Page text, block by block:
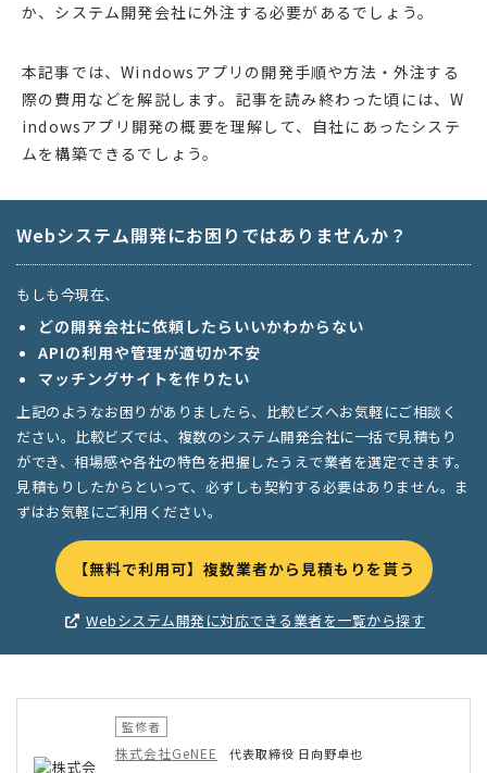
か、システム開発会社に外注する必要があるでしょう。
本記事では、Windowsアプリの開発手順や方法・外注する
際の費用などを解説します。記事を読み終わった頃には、W
indowsアプリ開発の概要を理解して、自社にあったシステ
ムを構築できるでしょう。
Webシステム開発にお困りではありませんか？
もしも今現在、
どの開発会社に依頼したらいいかわからない
APIの利用や管理が適切か不安
マッチングサイトを作りたい
上記のようなお困りがありましたら、比較ビズへお気軽にご相談く
ださい。比較ビズでは、複数のシステム開発会社に一括で見積もり
ができ、相場感や各社の特色を把握したうえで業者を選定できます。
見積もりしたからといって、必ずしも契約する必要はありません。ま
ずはお気軽にご利用ください。
【無料で利用可】複数業者から見積もりを貰う
Webシステム開発に対応できる業者を一覧から探す
監修者
株式会社GeNEE 代表取締役 日向野卓也